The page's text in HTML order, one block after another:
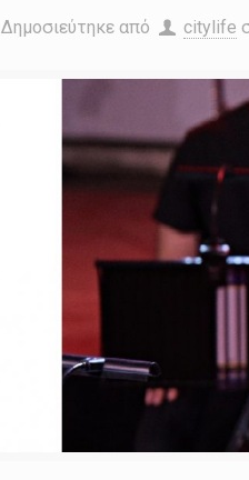
Δημοσιεύτηκε από citylife